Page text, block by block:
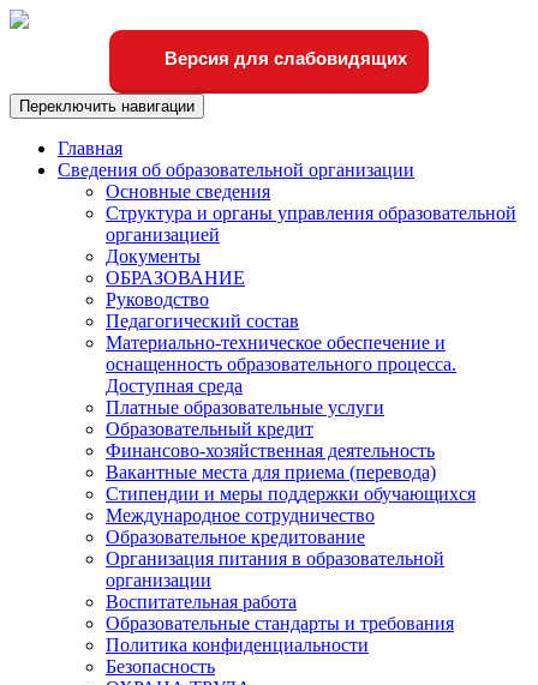
Версия для слабовидящих
Переключить навигации
Главная
Сведения об образовательной организации
Основные сведения
Структура и органы управления образовательной
организацией
Документы
ОБРАЗОВАНИЕ
Руководство
Педагогический состав
Материально-техническое обеспечение и
оснащенность образовательного процесса.
Доступная среда
Платные образовательные услуги
Образовательный кредит
Финансово-хозяйственная деятельность
Вакантные места для приема (перевода)
Стипендии и меры поддержки обучающихся
Международное сотрудничество
Образовательное кредитование
Организация питания в образовательной
организации
Воспитательная работа
Образовательные стандарты и требования
Политика конфиденциальности
Безопасность